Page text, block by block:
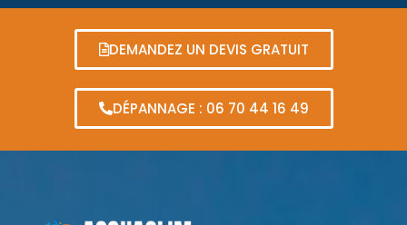
DEMANDEZ UN DEVIS GRATUIT
DÉPANNAGE : 06 70 44 16 49